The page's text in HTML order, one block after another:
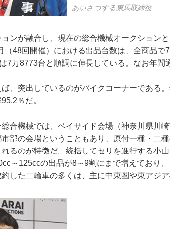
あいさつする東馬取締役
ンが融合し、現在の総合機械オークション
（48回開催）における出品台数は、全商品で
7万8773台と順調に伸長している。なお年間
、突出しているのがバイクコーナーである
％だ。
合機械では、ベイサイド会場（神奈川県川
部の会場ということもあり、原付一種・二
るのが特徴だ。統括してセリを進行する小
～125ccの出品が8～9割にまで増えており
した二輪車の多くは、主に中東圏や東アジア